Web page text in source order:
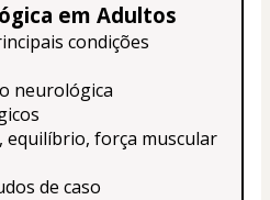
em Adultos
condições
neurológica
equilíbrio, força muscular
de caso